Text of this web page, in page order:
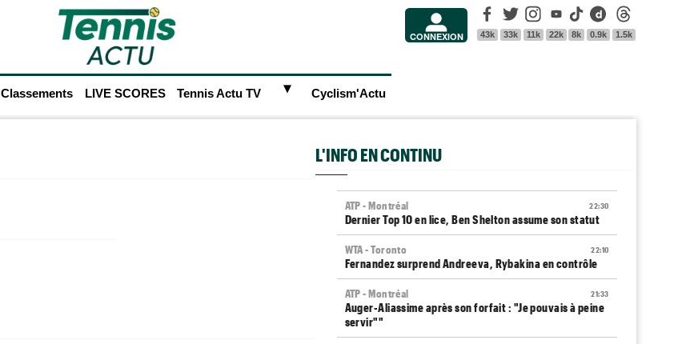
CONNEXION
Facebook
43k
Twitter
33k
Instagram
11k
Youtube
22k
Tik Tok
8k
Dailymotion
0.9k 1.5k
Classements LIVE SCORES Tennis Actu TV ► Cyclism'Actu
L'INFO EN CONTINU
22:30
ATP - Montréal
Dernier Top 10 en lice, Ben Shelton assume son statut
22:10
WTA - Toronto
Fernandez surprend Andreeva, Rybakina en contrôle
21:33
ATP - Montréal
Auger-Aliassime après son forfait : "Je pouvais à peine
servir""